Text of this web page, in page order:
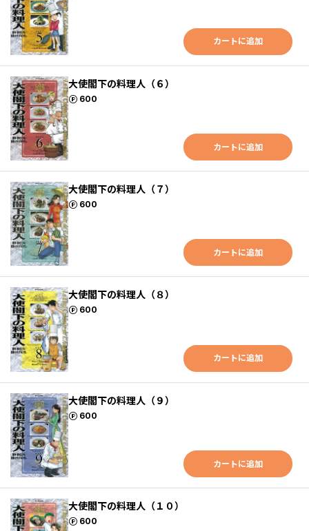
カートに追加
大使閣下の料理人（６）
600
ポイント
カートに追加
大使閣下の料理人（７）
600
ポイント
カートに追加
大使閣下の料理人（８）
600
ポイント
カートに追加
大使閣下の料理人（９）
600
ポイント
カートに追加
大使閣下の料理人（１０）
600
ポイント